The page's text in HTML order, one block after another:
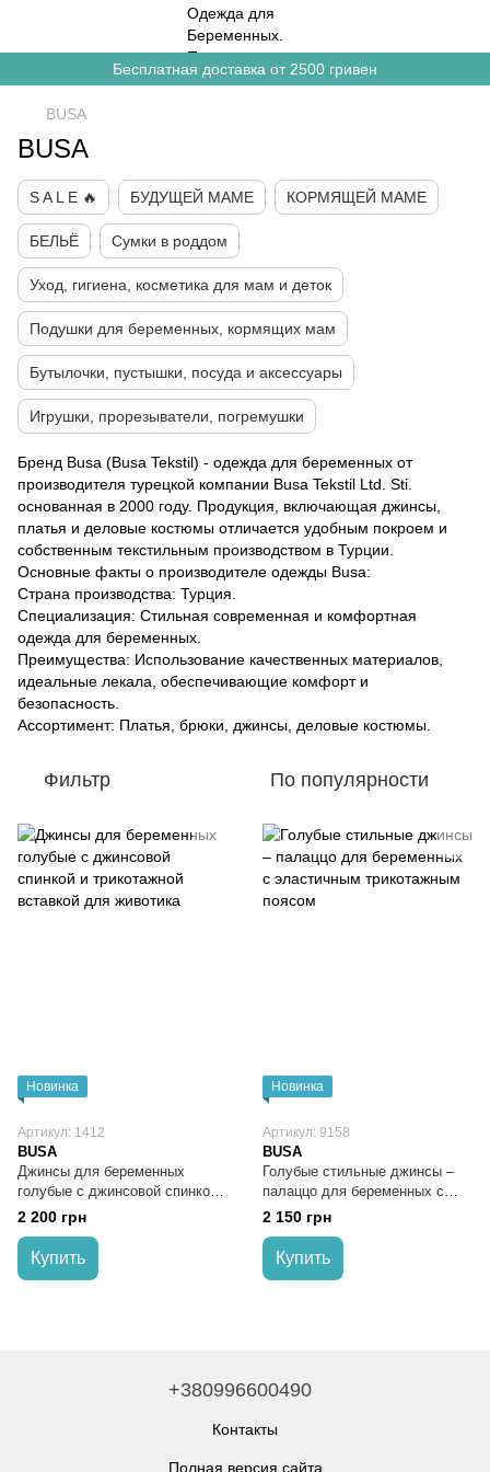
Бесплатная доставка от 2500 гривен
BUSA
BUSA
S A L E 🔥 БУДУЩЕЙ МАМЕ КОРМЯЩЕЙ МАМЕ
БЕЛЬЁ Сумки в роддом
Уход, гигиена, косметика для мам и деток
Подушки для беременных, кормящих мам
Бутылочки, пустышки, посуда и аксессуары
Игрушки, прорезыватели, погремушки
Бренд Busa (Busa Tekstil) - одежда для беременных от
производителя турецкой компании Busa Tekstil Ltd. Sti.
основанная в 2000 году. Продукция, включающая джинсы,
платья и деловые костюмы отличается удобным покроем и
собственным текстильным производством в Турции.
Основные факты о производителе одежды Busa:
Страна производства: Турция.
Специализация: Стильная современная и комфортная
одежда для беременных.
Преимущества: Использование качественных материалов,
идеальные лекала, обеспечивающие комфорт и
безопасность.
Ассортимент: Платья, брюки, джинсы, деловые костюмы.
Фильтр По популярности
Новинка
Артикул: 1412
BUSA
Джинсы для беременных
голубые с джинсовой спинкой
и трикотажной вставкой для
животика
2 200 грн
Купить
Новинка
Артикул: 9158
BUSA
Голубые стильные джинсы –
палаццо для беременных с
эластичным трикотажным
2 150 грн
Купить
+380996600490
Контакты
Полная версия сайта